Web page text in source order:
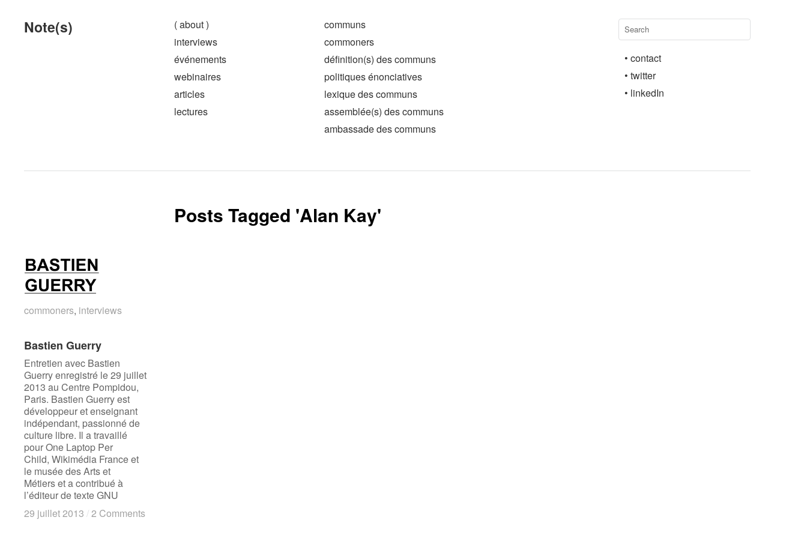
Note(s)
( about )
interviews
événements
webinaires
articles
lectures
communs
commoners
définition(s) des communs
politiques énonciatives
lexique des communs
assemblée(s) des communs
ambassade des communs
• contact
• twitter
• linkedIn
Posts Tagged 'Alan Kay'
commoners, interviews
Bastien Guerry
Entretien avec Bastien
Guerry enregistré le 29 juillet
2013 au Centre Pompidou,
Paris. Bastien Guerry est
développeur et enseignant
indépendant, passionné de
culture libre. Il a travaillé
pour One Laptop Per
Child, Wikimédia France et
le musée des Arts et
Métiers et a contribué à
l’éditeur de texte GNU
29 juillet 2013 /2 Comments
commoners interviews
Bastien Guerry
29 juillet 2013 /2 Comments